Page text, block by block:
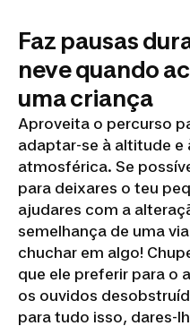
Faz pausas
neve quando
uma criança
Aproveita o percurso
adaptar-se à altitude e
atmosférica. Se
para deixares o teu
ajudares com a
semelhança de uma
chuchar em algo!
que ele preferir para o
os ouvidos
para tudo isso, dares-